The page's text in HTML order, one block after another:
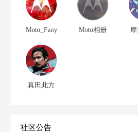
Moto_Fany Moto相册
真田此方
社区公告